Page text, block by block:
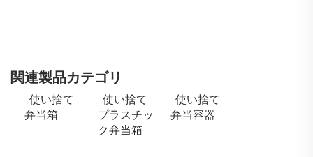
関連製品カテゴリ
使い捨て
弁当箱
使い捨て
プラスチッ
ク弁当箱
使い捨て
弁当容器